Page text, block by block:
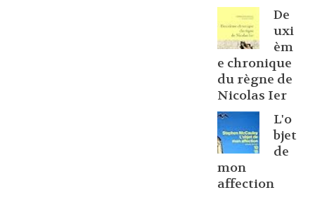
De
uxi
èm
e chronique
du règne de
Nicolas Ier
L'o
bjet
de
mon
affection